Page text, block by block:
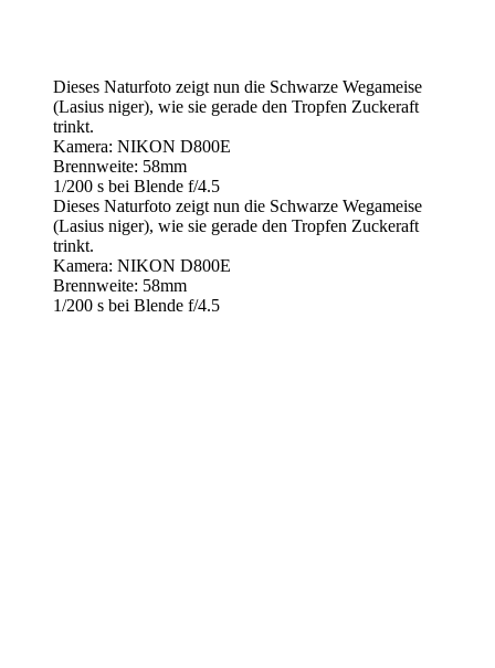
Dieses Naturfoto zeigt nun die Schwarze Wegameise
(Lasius niger), wie sie gerade den Tropfen Zuckeraft
trinkt.
Kamera: NIKON D800E
Brennweite: 58mm
1/200 s bei Blende f/4.5
Dieses Naturfoto zeigt nun die Schwarze Wegameise
(Lasius niger), wie sie gerade den Tropfen Zuckeraft
trinkt.
Kamera: NIKON D800E
Brennweite: 58mm
1/200 s bei Blende f/4.5